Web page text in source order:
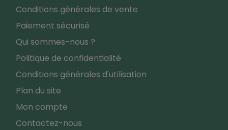
Conditions générales de vente
Paiement sécurisé
Qui sommes-nous ?
Politique de confidentialité
Conditions générales d'utilisation
Plan du site
Mon compte
Contactez-nous